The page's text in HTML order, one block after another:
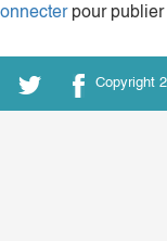
pour publier
Copyright